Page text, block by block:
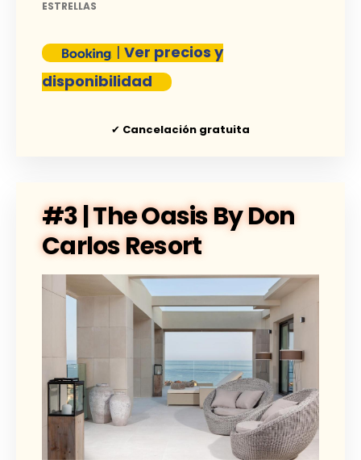
ESTRELLAS
| Ver precios y
disponibilidad
✔ Cancelación gratuita
#3 | The Oasis By Don
Carlos Resort